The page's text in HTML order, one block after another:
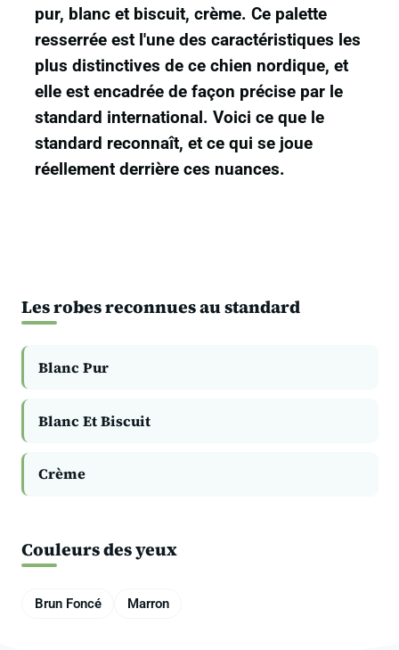
pur, blanc et biscuit, crème. Ce palette
resserrée est l'une des caractéristiques les
plus distinctives de ce chien nordique, et
elle est encadrée de façon précise par le
standard international. Voici ce que le
standard reconnaît, et ce qui se joue
réellement derrière ces nuances.
Les robes reconnues au standard
Blanc Pur
Blanc Et Biscuit
Crème
Couleurs des yeux
Brun Foncé Marron